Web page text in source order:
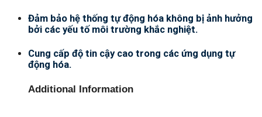
Đảm bảo hệ thống tự động hóa không bị ảnh hưởng
bởi các yếu tố môi trường khắc nghiệt.
Cung cấp độ tin cậy cao trong các ứng dụng tự
động hóa.
Additional Information